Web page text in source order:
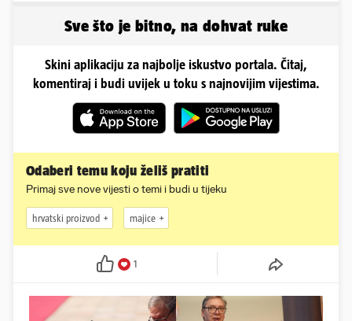
Sve što je bitno, na dohvat ruke
Skini aplikaciju za najbolje iskustvo portala. Čitaj,
komentiraj i budi uvijek u toku s najnovijim vijestima.
Odaberi temu koju želiš pratiti
Primaj sve nove vijesti o temi i budi u tijeku
hrvatski proizvod majice
1